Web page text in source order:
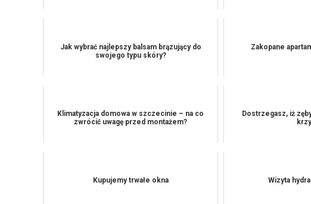
Jak wybrać najlepszy balsam brązujący do
swojego typu skóry?
Zakopane
Klimatyzacja domowa w szczecinie – na co
zwrócić uwagę przed montażem?
Dostrzegasz, iż
Kupujemy trwałe okna Wizyta